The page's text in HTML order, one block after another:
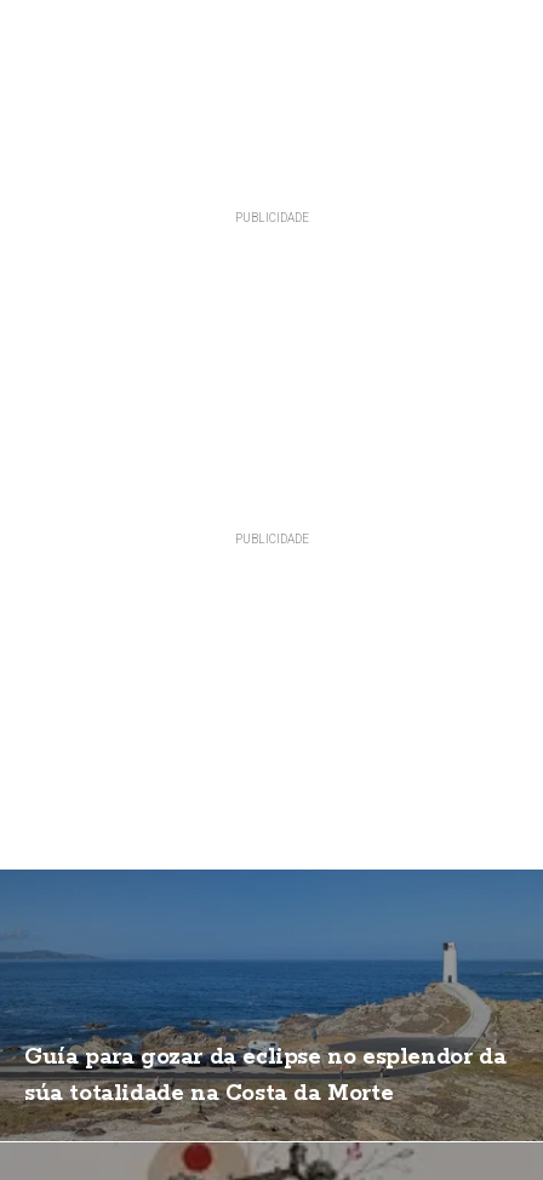
Guía para gozar da eclipse no esplendor da
súa totalidade na Costa da Morte